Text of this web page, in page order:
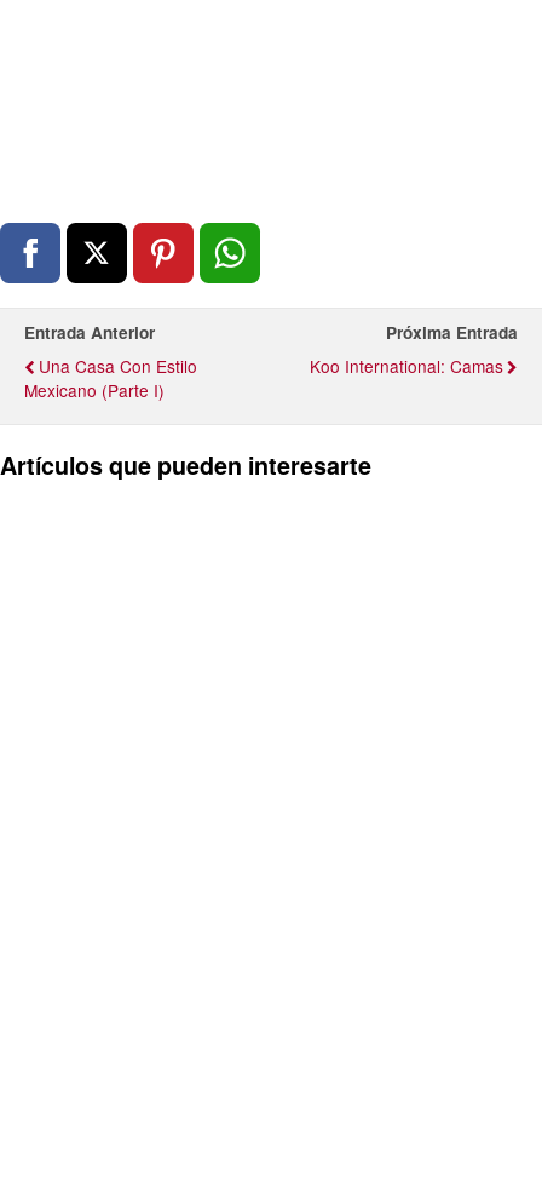
Entrada Anterior
Una Casa Con Estilo
Mexicano (Parte I)
Próxima Entrada
Koo International: Camas
Artículos que pueden interesarte